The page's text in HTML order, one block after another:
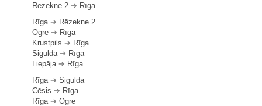
Rēzekne 2 ➔ Rīga
Rīga➔ Rēzekne 2
Ogre ➔ Rīga
Krustpils ➔ Rīga
Sigulda➔ Rīga
Liepāja➔ Rīga
Rīga➔ Sigulda
Cēsis ➔ Rīga
Rīga➔ Ogre